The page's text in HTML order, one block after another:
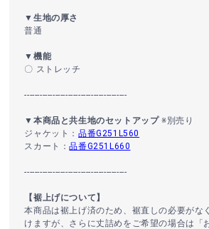
▼生地の厚さ
普通
▼機能
〇 ストレッチ
----------------------------------------
▼本商品と共生地のセットアップ※別売り
ジャケット：品番G251L560
スカート：品番G251L660
----------------------------------------
【裾上げについて】
本商品は裾上げ済のため、裾直しの必要がな
けますが、さらに丈詰めをご希望の場合は「